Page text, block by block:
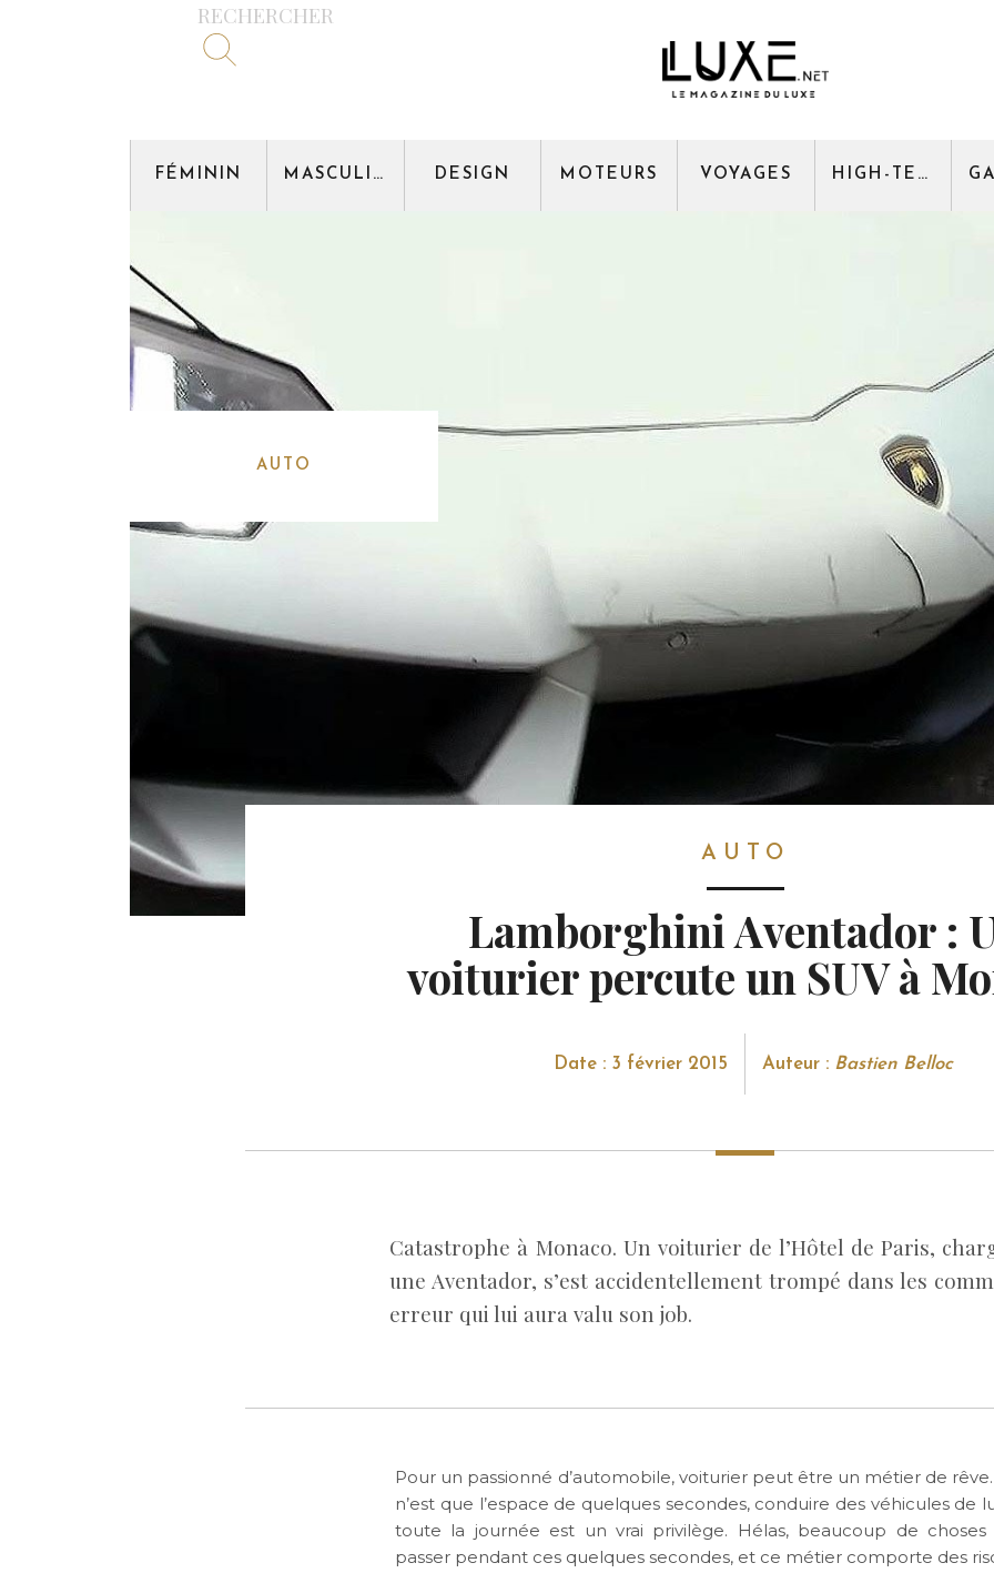
RECHERCHER
FÉMININ MASCULIN DESIGN MOTEURS VOYAGES HIGH-TECH
AUTO
AUTO
Lamborghini Aventador :
voiturier percute un SUV à
Date : 3 février 2015 Auteur : Bastien Belloc
Catastrophe à Monaco. Un voiturier de l’Hôtel de Paris,
une Aventador, s’est accidentellement trompé dans les
erreur qui lui aura valu son job.
Pour un passionné d’automobile, voiturier peut être un métier de
n’est que l’espace de quelques secondes, conduire des véhicules de
toute la journée est un vrai privilège. Hélas, beaucoup de
passer pendant ces quelques secondes, et ce métier comporte des